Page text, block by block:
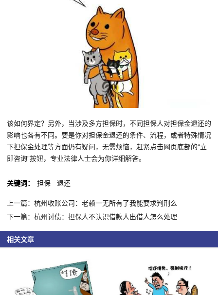
该如何界定？另外，当涉及多方担保时，不同担保人对担保金退还的
影响也各有不同。要是你对担保金退还的条件、流程，或者特殊情况
下担保金处理等方面仍有疑问，无需烦恼，赶紧点击网页底部的“立
即咨询”按钮，专业法律人士会为你详细解答。
关键词： 担保 退还
上一篇：杭州收账公司：老赖一无所有了我能要求判刑么
下一篇：杭州讨债：担保人不认识借款人出借人怎么处理
相关文章